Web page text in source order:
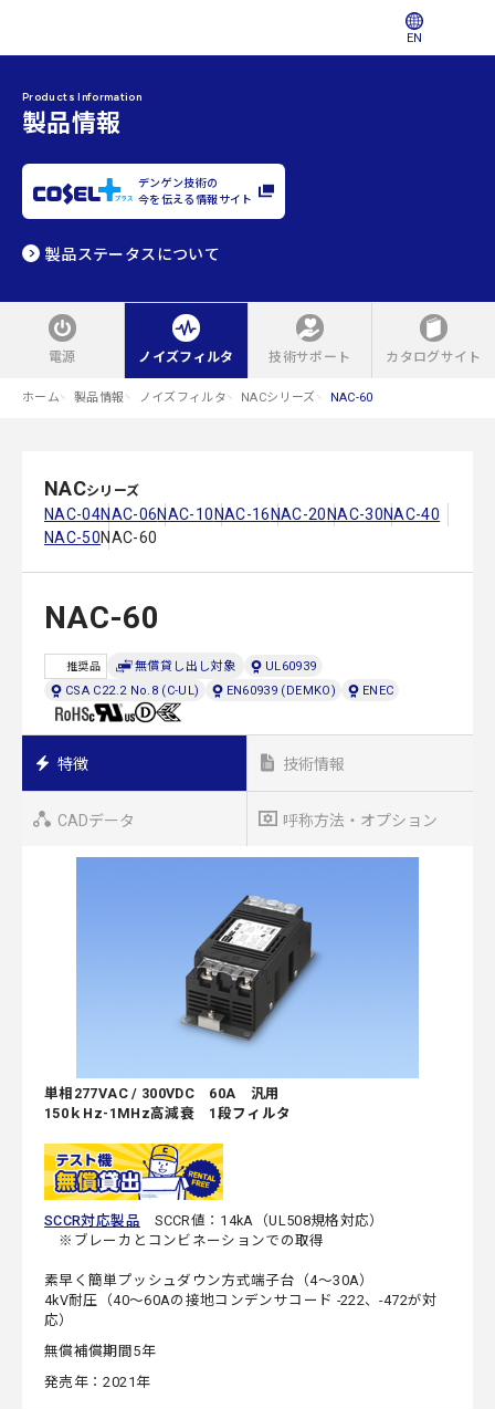
EN
Products Information
製品情報
デンゲン技術の
今を伝える情報サイト
製品ステータスについて
電源 ノイズフィルタ 技術サポート カタログサイト
ホーム 製品情報 ノイズフィルタ NACシリーズ NAC-60
NACシリーズ
NAC-04NAC-06NAC-10 NAC-16 NAC-20 NAC-30NAC-40
NAC-50NAC-60
NAC-60
推奨品 無償貸し出し対象
UL60939
CSA C22.2 No.8 (C-UL)
EN60939 (DEMKO) ENEC
特徴 技術情報
CADデータ 呼称方法・オプション
単相277VAC / 300VDC 60A 汎用
150ｋHz-1MHz高減衰 1段フィルタ
SCCR対応製品 SCCR値：14kA（UL508規格対応）
※ブレーカとコンビネーションでの取得
素早く簡単プッシュダウン方式端子台（4～30A）
4kV耐圧（40～60Aの接地コンデンサコード -222、-472が対
応）
無償補償期間5年
発売年：2021年